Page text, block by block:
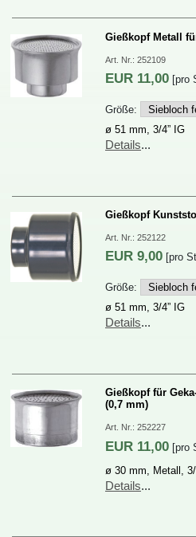
Art.Nr.: 252109
EUR 11,00
Größe:
ø51mm,3/4”IG
Details...
Art.Nr.: 252122
EUR 9,00
Größe:
ø51mm,3/4”IG
Details...
(0,7mm)
Art.Nr.: 252227
EUR 11,00
ø30mm,Metall,3/
Details...